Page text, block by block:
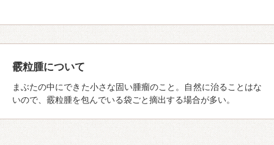
霰粒腫について
まぶたの中にできた小さな固い腫瘤のこと。自然に治ることはな
いので、霰粒腫を包んでいる袋ごと摘出する場合が多い。